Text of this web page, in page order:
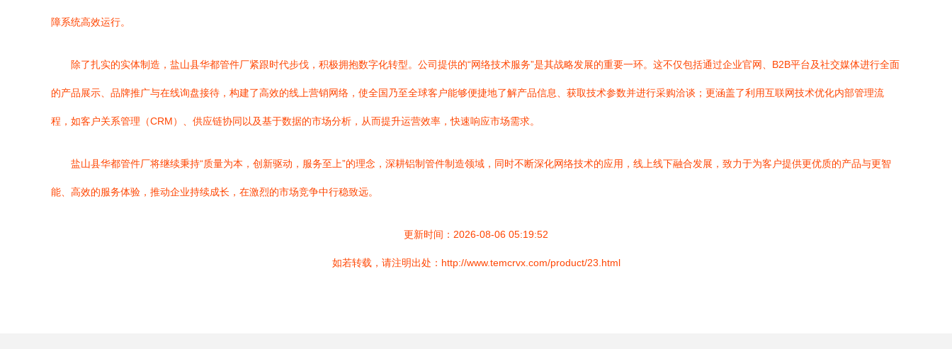
障系统高效运行。
除了扎实的实体制造，盐山县华都管件厂紧跟时代步伐，积极拥抱数字化转型。公司提供的“网络技术服务”是其战略发展的重要一环。这不仅包括通过企业官网、B2B平台及社交媒体进行全面
的产品展示、品牌推广与在线询盘接待，构建了高效的线上营销网络，使全国乃至全球客户能够便捷地了解产品信息、获取技术参数并进行采购洽谈；更涵盖了利用互联网技术优化内部管理流
程，如客户关系管理（CRM）、供应链协同以及基于数据的市场分析，从而提升运营效率，快速响应市场需求。
盐山县华都管件厂将继续秉持“质量为本，创新驱动，服务至上”的理念，深耕铝制管件制造领域，同时不断深化网络技术的应用，线上线下融合发展，致力于为客户提供更优质的产品与更智
能、高效的服务体验，推动企业持续成长，在激烈的市场竞争中行稳致远。
更新时间：2026-08-06 05:19:52
如若转载，请注明出处：http://www.temcrvx.com/product/23.html